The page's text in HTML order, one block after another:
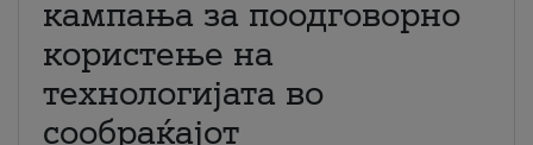
кампања за поодговорно
користење на
технологијата во
сообраќајот